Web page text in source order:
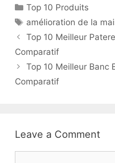
Top 10 Produits
amélioration de la
Top 10 Meilleur
Comparatif
Top 10 Meilleur Banc
Comparatif
Leave a Comment